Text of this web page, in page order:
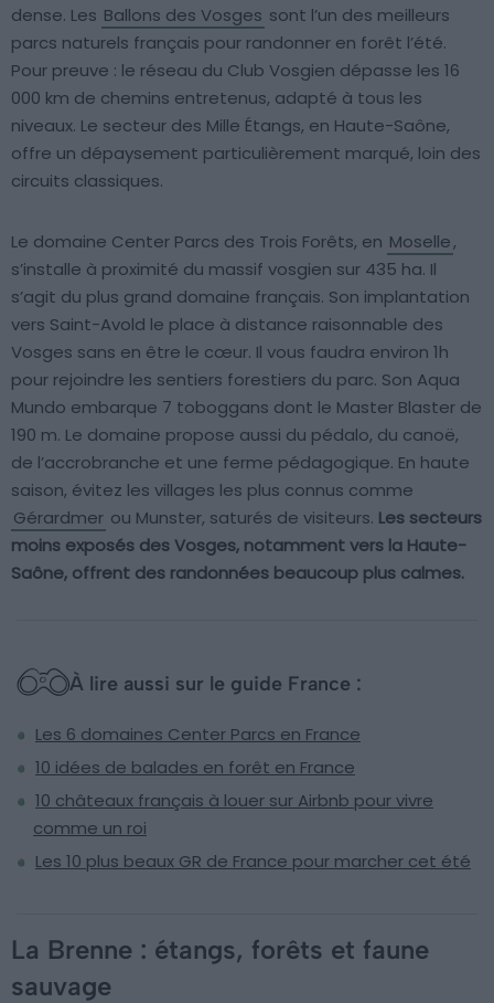
dense. Les Ballons des Vosges sont l’un des meilleurs
parcs naturels français pour randonner en forêt l’été.
Pour preuve : le réseau du Club Vosgien dépasse les 16
000 km de chemins entretenus, adapté à tous les
niveaux. Le secteur des Mille Étangs, en Haute-Saône,
offre un dépaysement particulièrement marqué, loin des
circuits classiques.
Le domaine Center Parcs des Trois Forêts, en Moselle,
s’installe à proximité du massif vosgien sur 435 ha. Il
s’agit du plus grand domaine français. Son implantation
vers Saint-Avold le place à distance raisonnable des
Vosges sans en être le cœur. Il vous faudra environ 1h
pour rejoindre les sentiers forestiers du parc. Son Aqua
Mundo embarque 7 toboggans dont le Master Blaster de
190 m. Le domaine propose aussi du pédalo, du canoë,
de l’accrobranche et une ferme pédagogique. En haute
saison, évitez les villages les plus connus comme
Gérardmer ou Munster, saturés de visiteurs. Les secteurs
moins exposés des Vosges, notamment vers la Haute-
Saône, offrent des randonnées beaucoup plus calmes.
À lire aussi sur le guide France :
Les 6 domaines Center Parcs en France
10 idées de balades en forêt en France
10 châteaux français à louer sur Airbnb pour vivre
comme un roi
Les 10 plus beaux GR de France pour marcher cet été
La Brenne : étangs, forêts et faune
sauvage